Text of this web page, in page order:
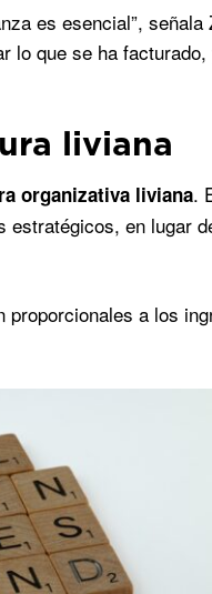
es esencial”,
que se ha
liviana
organizativa liviana.
en lugar
a los